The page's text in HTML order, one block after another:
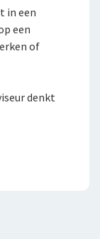
in een
een
of
denkt